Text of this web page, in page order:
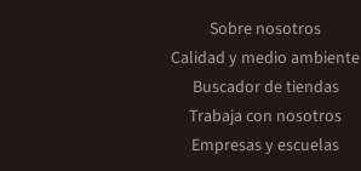
Sobre nosotros
Calidad y medio ambiente
Buscador de tiendas
Trabaja con nosotros
Empresas y escuelas